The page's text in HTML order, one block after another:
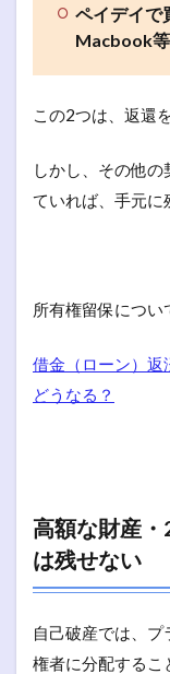
ペイデイで
Macbook等
この2つは、返還
しかし、その他
ていれば、手元に
所有権留保につい
借金（ローン）返
どうなる？
高額な財産
は残せない
自己破産では、
権者に分配するこ